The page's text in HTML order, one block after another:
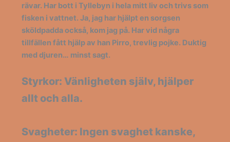
rävar. Har bott i Tyllebyn i hela mitt liv och trivs som
fisken i vattnet. Ja, jag har hjälpt en sorgsen
sköldpadda också, kom jag på. Har vid några
tillfällen fått hjälp av han Pirro, trevlig pojke. Duktig
med djuren… minst sagt.
Styrkor: Vänligheten själv, hjälper
allt och alla.
Svagheter: Ingen svaghet kanske,